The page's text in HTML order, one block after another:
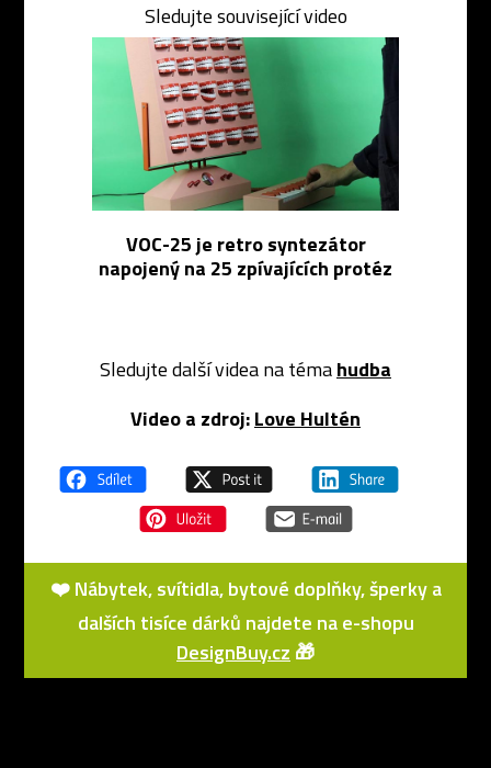
Sledujte související video
VOC-25 je retro syntezátor
napojený na 25 zpívajících protéz
Sledujte další videa na témahudba
Video a zdroj:Love Hultén
❤️ Nábytek, svítidla, bytové doplňky, šperky a
dalších tisíce dárků najdete na e-shopu
DesignBuy.cz 🎁